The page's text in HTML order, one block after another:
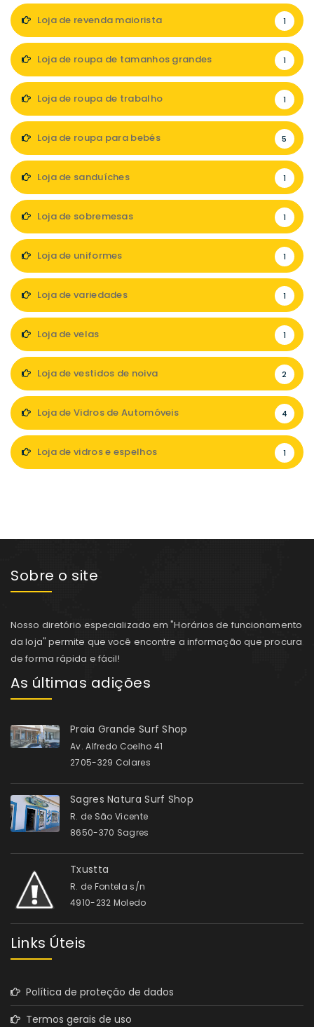
Loja de revenda maiorista 1
Loja de roupa de tamanhos grandes 1
Loja de roupa de trabalho 1
Loja de roupa para bebés 5
Loja de sanduíches 1
Loja de sobremesas 1
Loja de uniformes 1
Loja de variedades 1
Loja de velas 1
Loja de vestidos de noiva 2
Loja de Vidros de Automóveis 4
Loja de vidros e espelhos 1
Sobre o site
Nosso diretório especializado em "Horários de funcionamento
da loja" permite que você encontre a informação que procura
de forma rápida e fácil!
As últimas adições
Praia Grande Surf Shop
Av. Alfredo Coelho 41
2705-329 Colares
Sagres Natura Surf Shop
R. de São Vicente
8650-370 Sagres
Txustta
R. de Fontela s/n
4910-232 Moledo
Links Úteis
Política de proteção de dados
Termos gerais de uso